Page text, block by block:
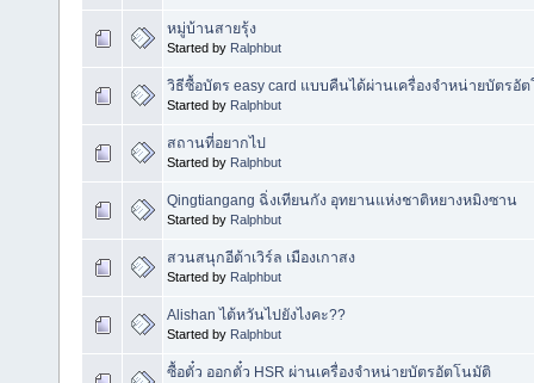
หมู่บ้านสายรุ้ง
Started by Ralphbut
วิธีซื้อบัตร easy card แบบคืนได้ผ่านเครื่องจำหน่ายบัตรอั
Started by Ralphbut
สถานที่อยากไป
Started by Ralphbut
Qingtiangang ฉิ่งเทียนกัง อุทยานแห่งชาติหยางหมิงซาน
Started by Ralphbut
สวนสนุกอีต้าเวิร์ล เมืองเกาสง
Started by Ralphbut
Alishan ไต้หวันไปยังไงคะ??
Started by Ralphbut
ซื้อตั๋ว ออกตั๋ว HSR ผ่านเครื่องจำหน่ายบัตรอัตโนมัติ